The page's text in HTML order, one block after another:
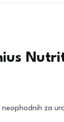
neophodnih za